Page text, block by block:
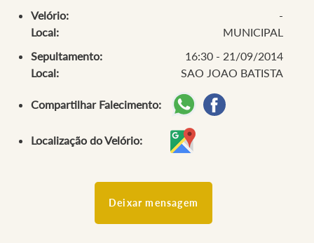
Velório:
-
Local:
MUNICIPAL
Sepultamento:
16:30 - 21/09/2014
Local:
SAO JOAO BATISTA
Compartilhar Falecimento:
Localização do Velório:
Deixar mensagem